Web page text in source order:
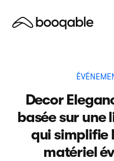
Decor
basée sur une
qui simplifie
matériel